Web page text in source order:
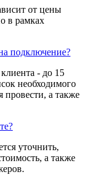
от цены
в рамках
подключение?
- до 15
необходимого
провести, а также
уточнить,
а также